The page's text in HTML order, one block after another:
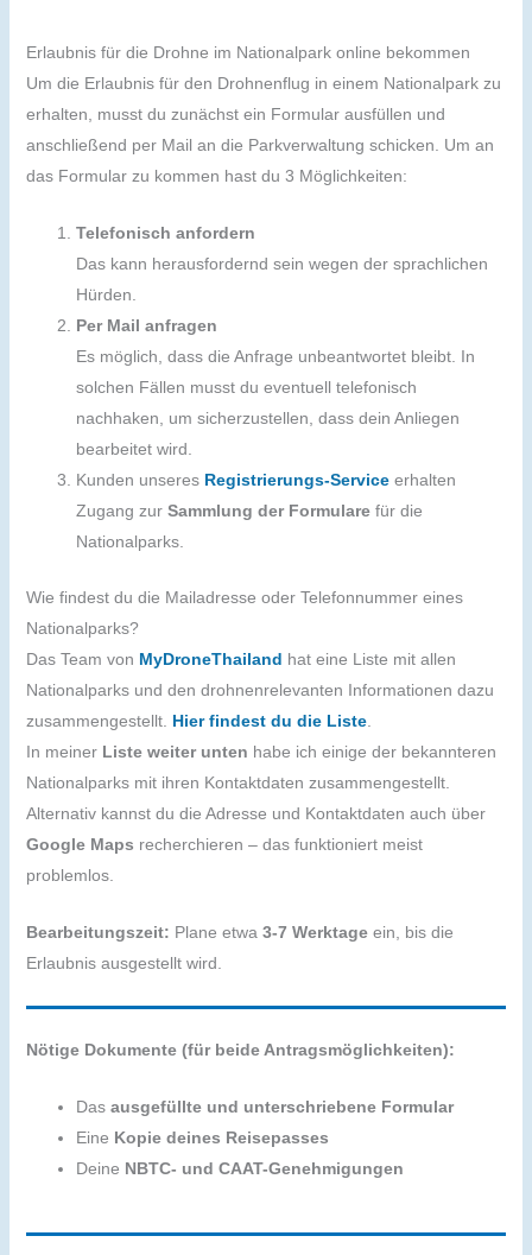
Erlaubnis für die Drohne im Nationalpark online bekommen
Um die Erlaubnis für den Drohnenflug in einem Nationalpark zu
erhalten, musst du zunächst ein Formular ausfüllen und
anschließend per Mail an die Parkverwaltung schicken. Um an
das Formular zu kommen hast du 3 Möglichkeiten:
Telefonisch anfordern
Das kann herausfordernd sein wegen der sprachlichen
Hürden.
Per Mail anfragen
Es möglich, dass die Anfrage unbeantwortet bleibt. In
solchen Fällen musst du eventuell telefonisch
nachhaken, um sicherzustellen, dass dein Anliegen
bearbeitet wird.
Kunden unseres Registrierungs-Serviceerhalten
Zugang zur Sammlung der Formularefür die
Nationalparks.
Wie findest du die Mailadresse oder Telefonnummer eines
Nationalparks?
Das Team von MyDroneThailand hat eine Liste mit allen
Nationalparks und den drohnenrelevanten Informationen dazu
zusammengestellt. Hier findest du die Liste.
In meiner Liste weiter unten habe ich einige der bekannteren
Nationalparks mit ihren Kontaktdaten zusammengestellt.
Alternativ kannst du die Adresse und Kontaktdaten auch über
Google Maps recherchieren – das funktioniert meist
problemlos.
Bearbeitungszeit: Plane etwa 3-7 Werktageein, bis die
Erlaubnis ausgestellt wird.
Nötige Dokumente (für beide Antragsmöglichkeiten):
Das ausgefüllte und unterschriebene Formular
Eine Kopie deines Reisepasses
Deine NBTC- und CAAT-Genehmigungen